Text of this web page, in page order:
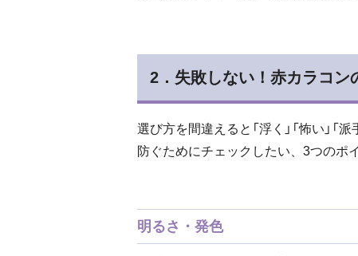
2．失敗しない！赤カラコン
選び方を間違えると「浮く」「怖い」
防ぐためにチェックしたい、3つのポ
明るさ・発色